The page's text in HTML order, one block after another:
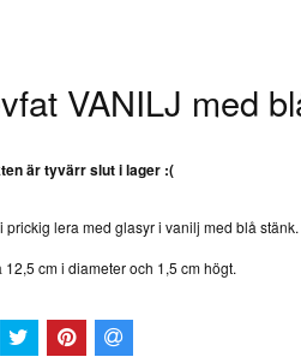
VANILJ med
är tyvärr slut i lager :(
prickig lera med glasyr i vanilj med blå stänk.
12,5 cm i diameter och 1,5 cm högt.